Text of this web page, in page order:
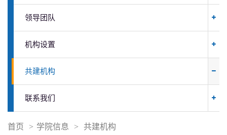
领导团队
机构设置
共建机构
联系我们
首页 > 学院信息 > 共建机构